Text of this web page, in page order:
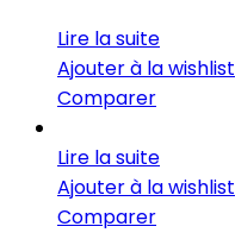
Lire la suite
Ajouter à la wishlist
Comparer
Lire la suite
Ajouter à la wishlist
Comparer